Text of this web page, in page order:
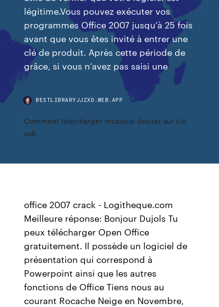
légitime.Vous pouvez exécuter vos
programmes Office 2007 jusqu'à 25 fois
avant que vous êtes invité à entrer une
clé de produit. Après cette période de
grâce, si vous n’avez pas saisi une
BESTLIBRARYJJZXD.WEB.APP
Comment telecharger musique deezer sur cle
usb
office 2007 crack - Logitheque.com
Meilleure réponse: Bonjour Dujols Tu
peux télécharger Open Office
gratuitement. Il possède un logiciel de
présentation qui correspond à
Powerpoint ainsi que les autres
fonctions de Office Tiens nous au
courant Rocache Neige en Novembre,